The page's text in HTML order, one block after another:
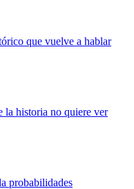
que vuelve a hablar
la historia no quiere ver
probabilidades